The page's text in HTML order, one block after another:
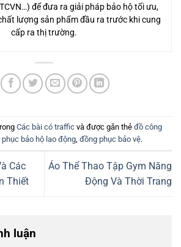
để đưa ra giải pháp bảo hộ tối ưu,
lượng sản phẩm đầu ra trước khi cung
cấp ra thị trường.
Các bài có traffic và được gắn thẻ đồ công
bảo hộ lao động đồng phục bảo vệ.
Các
Thiết
Áo Thể Thao Tập Gym Năng
Động Và Thời Trang
luận